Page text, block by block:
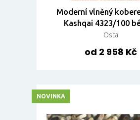
Moderní vlněný
Kashqai 4323/100
Osta
od 2 958 Kč
NOVINKA